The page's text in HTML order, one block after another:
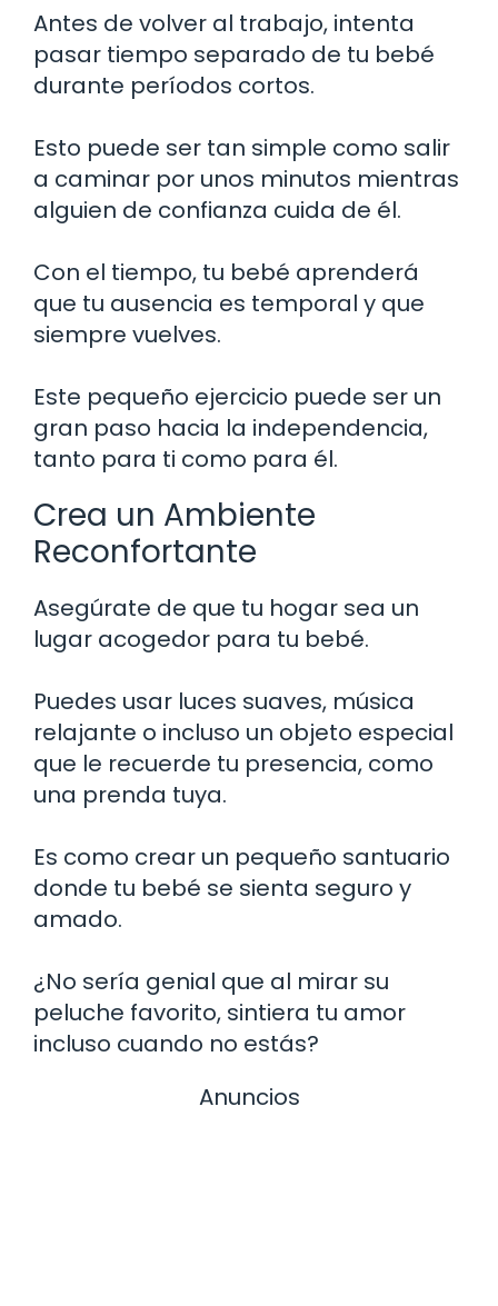
Antes de volver al trabajo, intenta
pasar tiempo separado de tu bebé
durante períodos cortos.
Esto puede ser tan simple como salir
a caminar por unos minutos mientras
alguien de confianza cuida de él.
Con el tiempo, tu bebé aprenderá
que tu ausencia es temporal y que
siempre vuelves.
Este pequeño ejercicio puede ser un
gran paso hacia la independencia,
tanto para ti como para él.
Crea un Ambiente
Reconfortante
Asegúrate de que tu hogar sea un
lugar acogedor para tu bebé.
Puedes usar luces suaves, música
relajante o incluso un objeto especial
que le recuerde tu presencia, como
una prenda tuya.
Es como crear un pequeño santuario
donde tu bebé se sienta seguro y
amado.
¿No sería genial que al mirar su
peluche favorito, sintiera tu amor
incluso cuando no estás?
Anuncios